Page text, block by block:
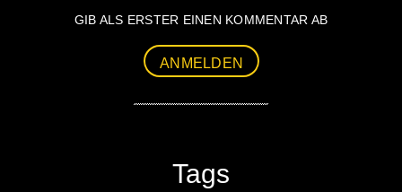
GIB ALS ERSTER EINEN KOMMENTAR AB
ANMELDEN
Tags